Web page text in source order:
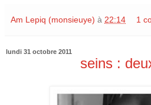
Am Lepiq (monsieuye) à 22:14 1
lundi 31 octobre 2011
seins :